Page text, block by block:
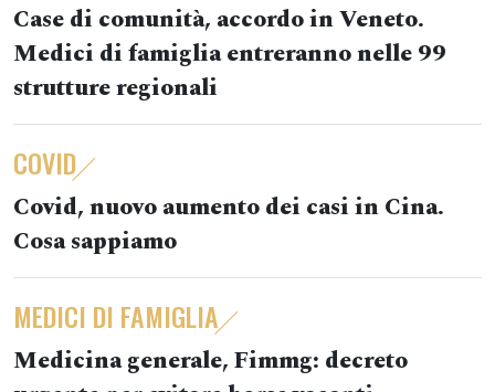
Case di comunità, accordo in Veneto.
Medici di famiglia entreranno nelle 99
strutture regionali
COVID
Covid, nuovo aumento dei casi in Cina.
Cosa sappiamo
MEDICI DI FAMIGLIA
Medicina generale, Fimmg: decreto